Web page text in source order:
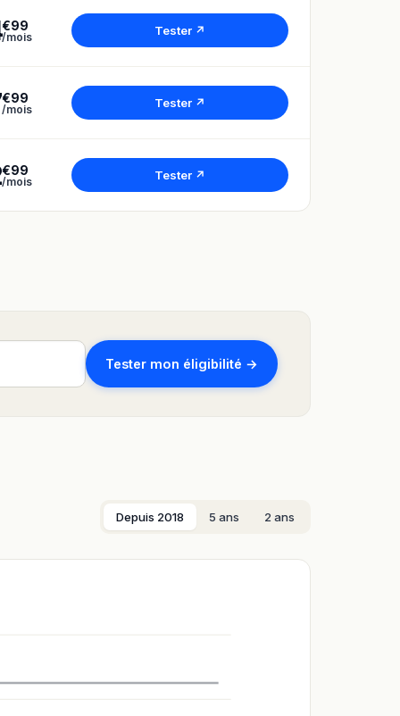
€99
/mois Tester ↗
€99
/mois Tester ↗
€99
/mois Tester ↗
Tester mon éligibilité →
Depuis 2018 5 ans 2 ans